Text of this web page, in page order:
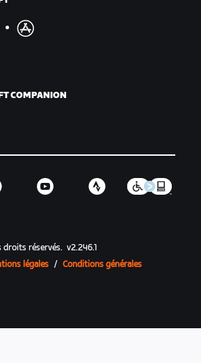
COMPANION
droits réservés. v2.246.1
légales / Conditions générales